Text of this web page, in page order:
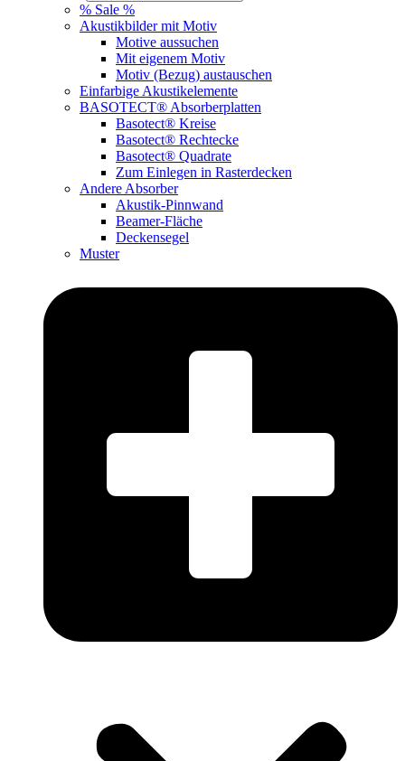
% Sale %
Akustikbilder mit Motiv
Motive aussuchen
Mit eigenem Motiv
Motiv (Bezug) austauschen
Einfarbige Akustikelemente
BASOTECT® Absorberplatten
Basotect® Kreise
Basotect® Rechtecke
Basotect® Quadrate
Zum Einlegen in Rasterdecken
Andere Absorber
Akustik-Pinnwand
Beamer-Fläche
Deckensegel
Muster